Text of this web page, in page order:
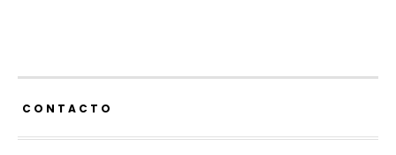
CONTACTO